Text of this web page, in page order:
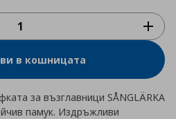
в кошницата
за възглавници SÅNGLÄRKA
памук. Издръжливи